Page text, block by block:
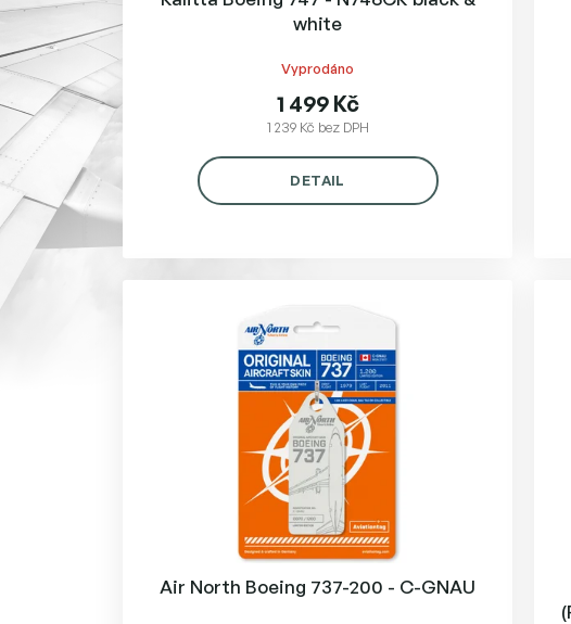
white
Vyprodáno
1 239 Kč bez DPH
1 499 Kč
DETAIL
Air North Boeing 737-200 - C-GNAU